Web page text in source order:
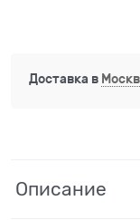
Доставка в
Описание